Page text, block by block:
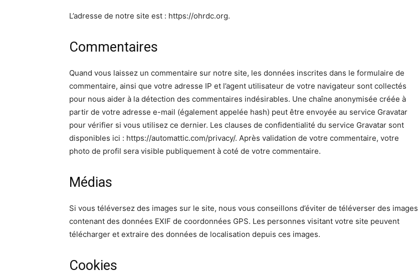
L’adresse de notre site est : https://ohrdc.org.
Commentaires
Quand vous laissez un commentaire sur notre site, les données inscrites dans le formulaire de
commentaire, ainsi que votre adresse IP et l’agent utilisateur de votre navigateur sont collectés
pour nous aider à la détection des commentaires indésirables. Une chaîne anonymisée créée à
partir de votre adresse e-mail (également appelée hash) peut être envoyée au service Gravatar
pour vérifier si vous utilisez ce dernier. Les clauses de confidentialité du service Gravatar sont
disponibles ici : https://automattic.com/privacy/. Après validation de votre commentaire, votre
photo de profil sera visible publiquement à coté de votre commentaire.
Médias
Si vous téléversez des images sur le site, nous vous conseillons d’éviter de téléverser des images
contenant des données EXIF de coordonnées GPS. Les personnes visitant votre site peuvent
télécharger et extraire des données de localisation depuis ces images.
Cookies